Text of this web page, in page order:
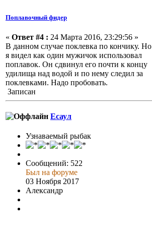
Поплавочный фидер
« Ответ #4 : 24 Марта 2016, 23:29:56 »
В данном случае поклевка по кончику. Но
я видел как один мужичок использовал
поплавок. Он сдвинул его почти к концу
удилища над водой и по нему следил за
поклевками. Надо пробовать.
Записан
Есаул
Узнаваемый рыбак
Сообщений: 522
Был на форуме
03 Ноября 2017
Александр